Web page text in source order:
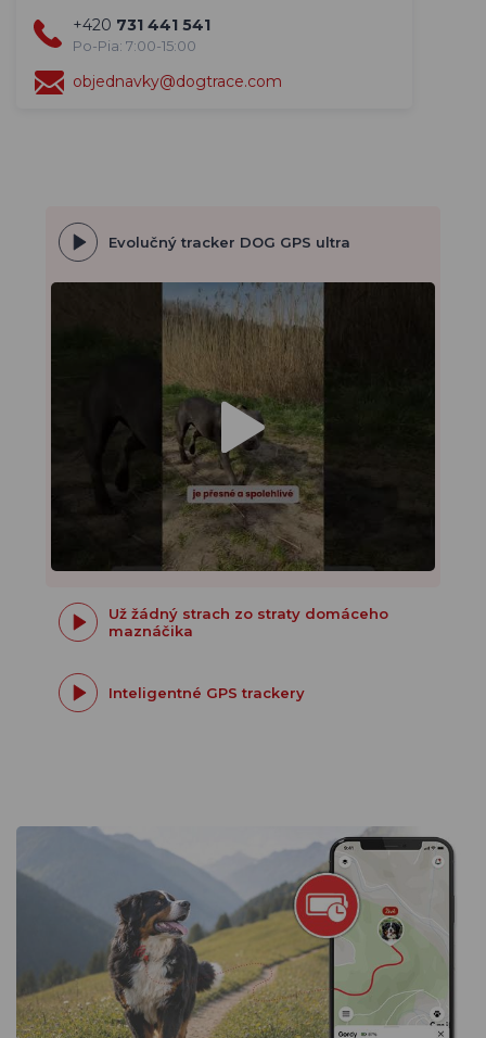
+420 731 441 541
Po-Pia: 7:00-15:00
objednavky@dogtrace.com
Evolučný tracker DOG GPS ultra
Už žádný strach zo straty domáceho
maznáčika
Inteligentné GPS trackery